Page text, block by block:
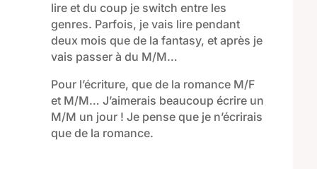
lire et du coup je switch entre les
genres. Parfois, je vais lire pendant
deux mois que de la fantasy, et après je
vais passer à du M/M…
Pour l’écriture, que de la romance M/F
et M/M… J’aimerais beaucoup écrire un
M/M un jour ! Je pense que je n’écrirais
que de la romance.